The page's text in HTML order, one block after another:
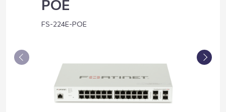
POE
FS-224E-POE